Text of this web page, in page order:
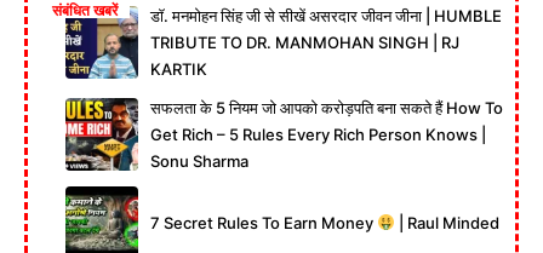
संबंधित खबरें
डॉ. मनमोहन सिंह जी से सीखें असरदार जीवन जीना | HUMBLE
TRIBUTE TO DR. MANMOHAN SINGH | RJ
KARTIK
सफलता के 5 नियम जो आपको करोड़पति बना सकते हैं How To
Get Rich – 5 Rules Every Rich Person Knows |
Sonu Sharma
7 Secret Rules To Earn Money | Raul Minded